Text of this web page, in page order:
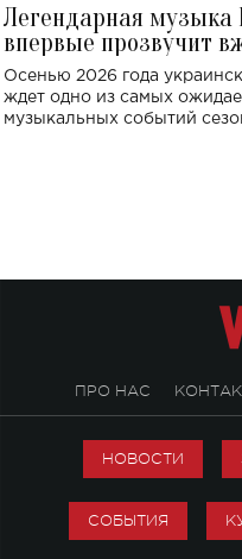
Легендарная музыка
впервые прозвучит
Украине: где
Осенью 2026 года
ждет одно из самых
музыкальных событий
ПРО НАС
НОВОСТИ
СОБЫТИЯ